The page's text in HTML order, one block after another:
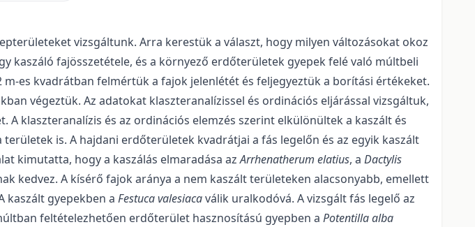
vizsgáltunk. Arra kerestük a választ, hogy milyen változásokat okoz
kaszáló fajösszetétele, és a környező erdőterületek gyepek felé való múltbeli
es kvadrátban felmértük a fajok jelenlétét és feljegyeztük a borítási értékeket.
végeztük. Az adatokat klaszteranalízissel és ordinációs eljárással vizsgáltuk,
klaszteranalízis és az ordinációs elemzés szerint elkülönültek a kaszált és
is. A hajdani erdőterületek kvadrátjai a fás legelőn és az egyik kaszált
kimutatta, hogy a kaszálás elmaradása azArrhenatherum elatius, a Dactylis
kedvez. A kísérő fajok aránya a nem kaszált területeken alacsonyabb, emellett
kaszált gyepekben a Festuca valesiacaválik uralkodóvá. A vizsgált fás legelő az
feltételezhetően erdőterület hasznosítású gyepben a Potentilla alba